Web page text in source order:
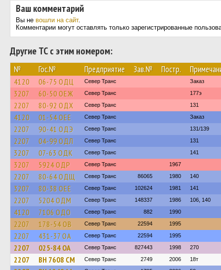
Ваш комментарий
Вы не вошли на сайт.
Комментарии могут оставлять только зарегистрированные
Другие ТС с этим номером:
№ Гос.№ Предприятие Зав.№ Постр.
4120 06-75 ОДЦ Север Транс Заказ
3207 60-50 ОЕЖ Север Транс 177э
2207 80-92 ОДХ Север Транс 131
4120 01-54 ОЕЕ Север Транс Заказ
2207 90-41 ОДЭ Север Транс 131/139
2207 04-99 ОДЛ Север Транс 131
3207 07-63 ОДК Север Транс 141
3207 5924 ОДР Север Транс 1967
2207 80-64 ОДЩ Север Транс 86065 1980 140
3207 80-38 ОЕЕ Север Транс 102624 1981 141
2207 5204 ОДМ Север Транс 148337 1986 106, 140
4120 7106 ОДО Север Транс 882 1990
2207 178-54 ОВ Север Транс 22594 1995
2207 431-37 ОА Север Транс 22594 1995
2207 025-84 ОА Север Транс 827443 1998 270
2207 BH 7608 CM Север Транс 2749 2006 18т